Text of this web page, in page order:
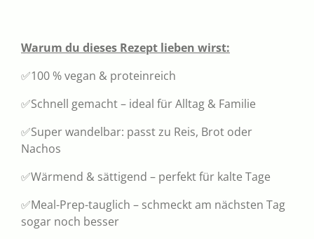
Warum du dieses Rezept lieben wirst:
✅100 % vegan & proteinreich
✅Schnell gemacht – ideal für Alltag & Familie
✅Super wandelbar: passt zu Reis, Brot oder
Nachos
✅Wärmend & sättigend – perfekt für kalte Tage
✅Meal-Prep-tauglich – schmeckt am nächsten Tag
sogar noch besser